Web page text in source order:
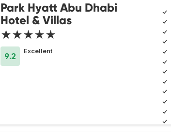
Park Hyatt Abu Dhabi
Hotel & Villas
★★★★★
9.2
Excellent